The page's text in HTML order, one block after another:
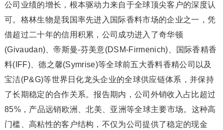
公司业绩的增长，根本驱动力来自于全球顶尖客户的深度认
可。格林生物是我国率先进入国际香料市场的企业之一，凭
借超过二十年的信用积累，公司成功进入了奇华顿
(Givaudan)、帝斯曼-芬美意(DSM-Firmenich)、国际香精香
料(IFF)、德之馨(Symrise)等全球前五大香料香精公司以及
宝洁(P&G)等世界日化龙头企业的全球供应链体系，并保持
了长期稳定的合作关系。报告期内，公司外销收入占比超过
85%，产品远销欧洲、北美、亚洲等全球主要市场。这种高
门槛、高粘性的客户结构，不仅为公司提供了稳定的现金